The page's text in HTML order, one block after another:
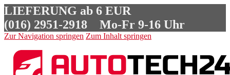
LIEFERUNG ab 6 EUR
(016) 2951-2918 Mo-Fr 9-16 Uhr
Zur Navigation springen Zum Inhalt springen